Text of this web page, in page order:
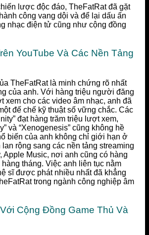
lược độc đáo, TheFatRat đã gặt
công vang dội và để lại dấu ấn
nhạc điện tử cũng như cộng đồng
YouTube Và Các Nền Tảng
TheFatRat là minh chứng rõ nhất
của anh. Với hàng triệu người đăng
xem cho các video âm nhạc, anh đã
đế chế kỹ thuật số vững chắc. Các
đạt hàng trăm triệu lượt xem,
và “Xenogenesis” cũng không hề
biến của anh không chỉ giới hạn ở
lan rộng sang các nền tảng streaming
Apple Music, nơi anh cũng có hàng
tháng. Việc anh liên tục nằm
sĩ được phát nhiều nhất đã khẳng
trong ngành công nghiệp âm
Cộng Đồng Game Thủ Và